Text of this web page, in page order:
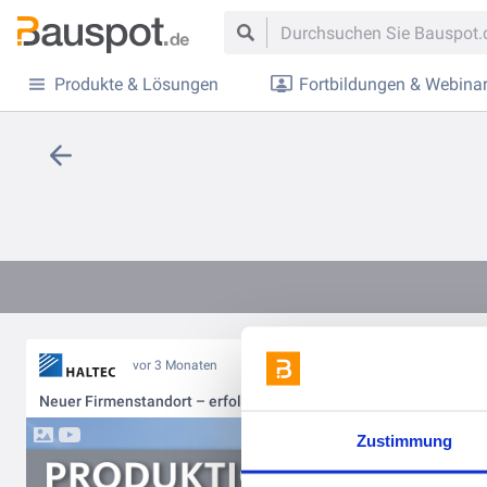
Zustimmung
Produkte & Lösungen Fortbildungen &
vor 3 Monaten